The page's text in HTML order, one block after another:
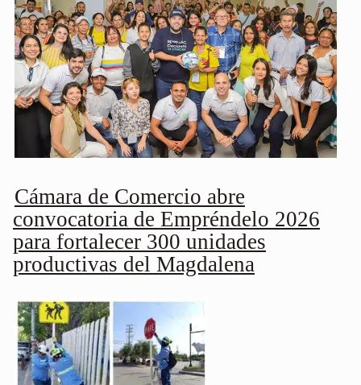
Cámara de Comercio abre
convocatoria de Empréndelo 2026
para fortalecer 300 unidades
productivas del Magdalena